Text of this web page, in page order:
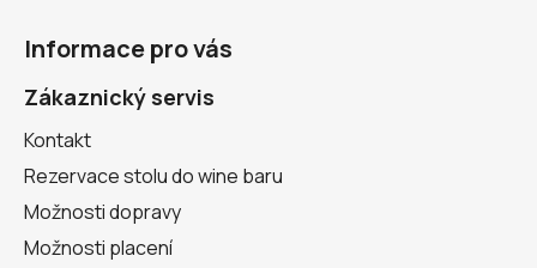
Informace pro vás
Zákaznický servis
Kontakt
Rezervace stolu do wine baru
Možnosti dopravy
Možnosti placení